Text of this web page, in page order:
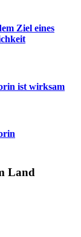
Ziel eines
ist wirksam
Land